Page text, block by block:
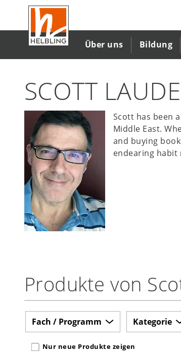
Inhalt
Über uns Bildung
SCOTT
Scott has been
Middle East.
and buying
endearing habit
Produkte von
Nur neue Produkte zeigen
Fach / Programm Kategorie